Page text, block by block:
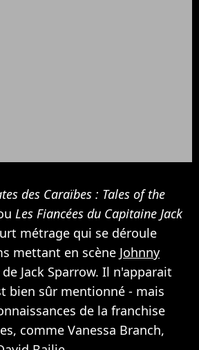
des Caraïbes : Tales of the
Les Fiancées du Capitaine Jack
métrage qui se déroule
mettant en scène Johnny
Jack Sparrow. Il n'apparait
bien sûr mentionné - mais
de la franchise
comme Vanessa Branch,